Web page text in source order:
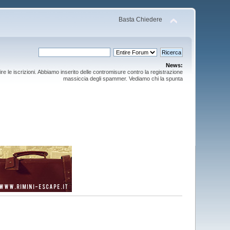
Basta Chiedere
News:
le iscrizioni. Abbiamo inserito delle contromisure contro la registrazione
massiccia degli spammer. Vediamo chi la spunta